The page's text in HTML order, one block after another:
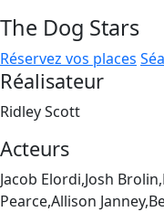
The Dog Stars
Réservez vos places
Réalisateur
Ridley Scott
Acteurs
Jacob Elordi,Josh
Pearce,Allison